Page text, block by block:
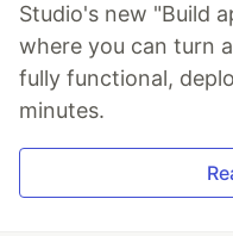
Studio's new "Build
where you can turn
fully functional,
minutes.